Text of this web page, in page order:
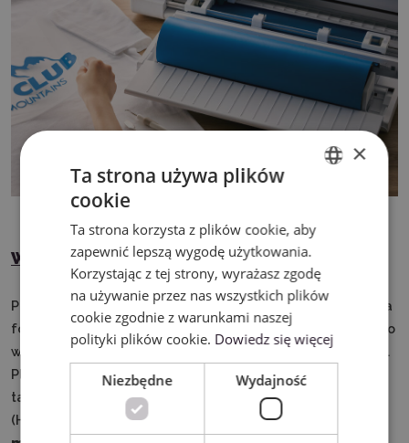
Wycinanie folii
Ploter Silhouette Cameo 5 to idealne urządzenie do cięcia
folii, oferujące szerokie możliwości zastosowania zarówno
w domu, na kreatywnych warsztatach jak i w małej firmie.
Ploter doskonale radzi sobie z różnymi rodzajami folii,
takimi jak
folia winylowa
termotransferowa
(HTV/FLEX/FLOCK),samoprzylepna ,szablonowa czy
POLISH
×
Ta strona używa plików
cookie
Ta strona korzysta z plików cookie, aby
zapewnić lepszą wygodę użytkowania.
Korzystając z tej strony, wyrażasz zgodę
na używanie przez nas wszystkich plików
cookie zgodnie z warunkami naszej
polityki plików cookie. Dowiedz się więcej
Niezbędne Wydajność